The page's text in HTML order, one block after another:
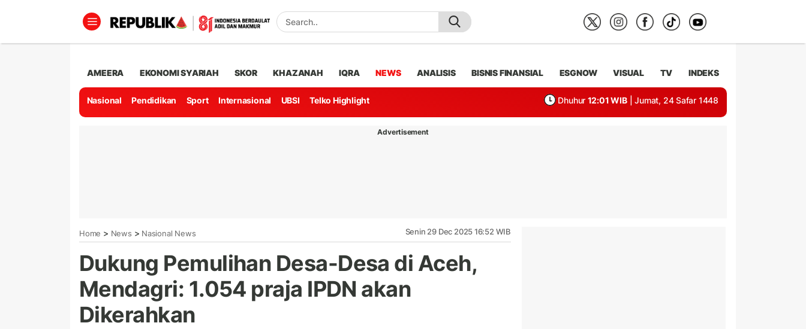
AMEERA EKONOMI SYARIAH SKOR KHAZANAH IQRA NEWS ANALISIS BISNIS FINANSIAL ESGNOW VISUAL TV INDEKS
Nasional Pendidikan Sport Internasional UBSI Telko Highlight Dhuhur 12:01 WIB | Jumat, 24 Safar 1448
Advertisement
Home > News > Nasional News Senin 29 Dec 2025 16:52 WIB
Dukung Pemulihan Desa-Desa di Aceh,
Mendagri: 1.054 praja IPDN akan
Dikerahkan